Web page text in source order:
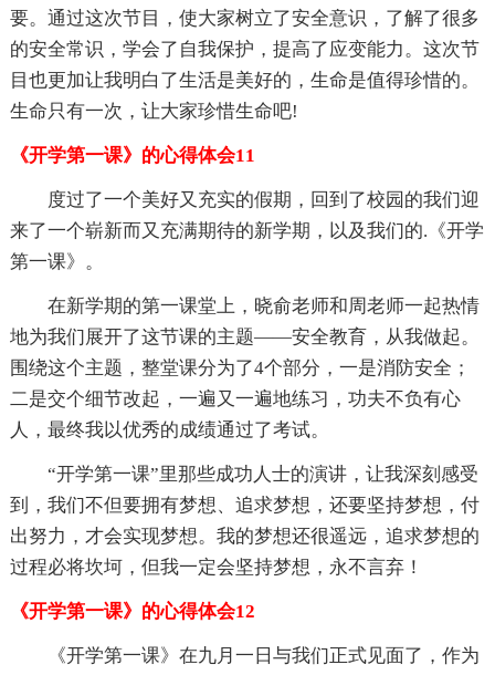
要。通过这次节目，使大家树立了安全意识，了解了很多
的安全常识，学会了自我保护，提高了应变能力。这次节
目也更加让我明白了生活是美好的，生命是值得珍惜的。
生命只有一次，让大家珍惜生命吧!
《开学第一课》的心得体会11
度过了一个美好又充实的假期，回到了校园的我们迎
来了一个崭新而又充满期待的新学期，以及我们的.《开学
第一课》。
在新学期的第一课堂上，晓俞老师和周老师一起热情
地为我们展开了这节课的主题——安全教育，从我做起。
围绕这个主题，整堂课分为了4个部分，一是消防安全；
二是交个细节改起，一遍又一遍地练习，功夫不负有心
人，最终我以优秀的成绩通过了考试。
“开学第一课”里那些成功人士的演讲，让我深刻感受
到，我们不但要拥有梦想、追求梦想，还要坚持梦想，付
出努力，才会实现梦想。我的梦想还很遥远，追求梦想的
过程必将坎坷，但我一定会坚持梦想，永不言弃！
《开学第一课》的心得体会12
《开学第一课》在九月一日与我们正式见面了，作为